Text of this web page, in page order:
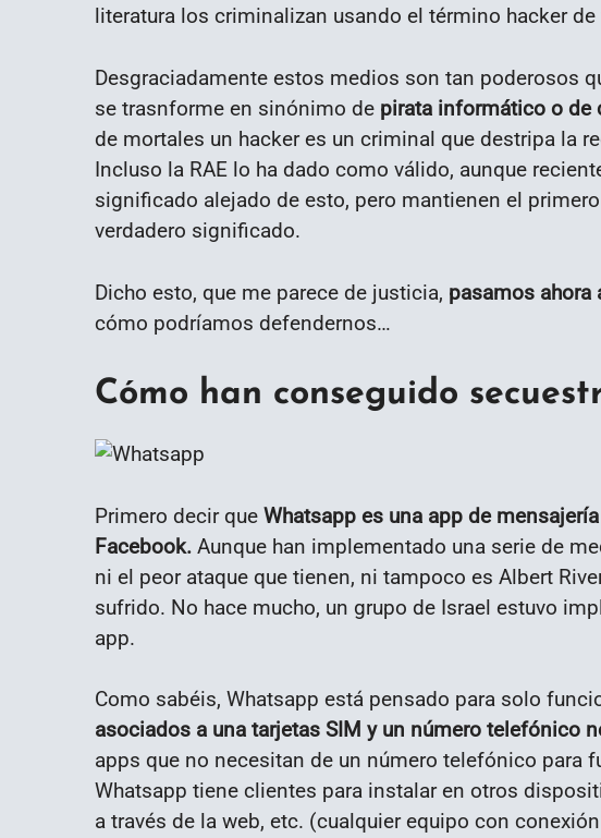
literatura los criminalizan usando el término hacker
Desgraciadamente estos medios son tan poderosos
se trasnforme en sinónimo de pirata informático o de
de mortales un hacker es un criminal que destripa la
Incluso la RAE lo ha dado como válido, aunque
significado alejado de esto, pero mantienen el
verdadero significado.
Dicho esto, que me parece de justicia, pasamos ahora
cómo podríamos defendernos…
Cómo han conseguido
Primero decir que Whatsapp es una app de
Facebook. Aunque han implementado una serie de
ni el peor ataque que tienen, ni tampoco es Albert
sufrido. No hace mucho, un grupo de Israel estuvo
app.
Como sabéis, Whatsapp está pensado para solo
asociados a una tarjetas SIM y un número telefónico
apps que no necesitan de un número telefónico para
Whatsapp tiene clientes para instalar en otros
a través de la web, etc. (cualquier equipo con